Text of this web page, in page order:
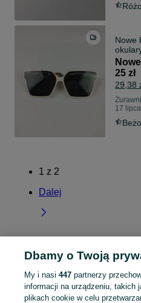
Nowe
Nowe
25 zł
29,38
17
1 z 2
Dalej
Strona główna Lubelskie Żurawniki
KATEGORIA
Dbamy o Twoją
My i nasi 447partnerzy
informacji na urządzeniu, takich
plikach cookie w celu